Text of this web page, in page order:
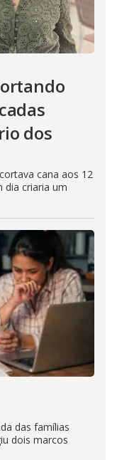
dos
cana aos 12
dia criaria um
das famílias
dois marcos